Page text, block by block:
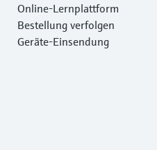
Online-Lernplattform
Bestellung verfolgen
Geräte‑Einsendung